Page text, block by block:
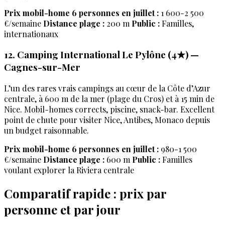
Prix mobil-home 6 personnes en juillet : 1 600-2 500
€/semaine Distance plage : 200 m Public :Familles,
internationaux
12. Camping International Le Pylône (4★) —
Cagnes-sur-Mer
L’un des rares vrais campings au cœur de la Côte d’Azur
centrale, à 600 m de la mer (plage du Cros) et à 15 min de
Nice. Mobil-homes corrects, piscine, snack-bar. Excellent
point de chute pour visiter Nice, Antibes, Monaco depuis
un budget raisonnable.
Prix mobil-home 6 personnes en juillet : 980-1 500
€/semaine Distance plage : 600 m Public :Familles
voulant explorer la Riviera centrale
Comparatif rapide : prix par
personne et par jour